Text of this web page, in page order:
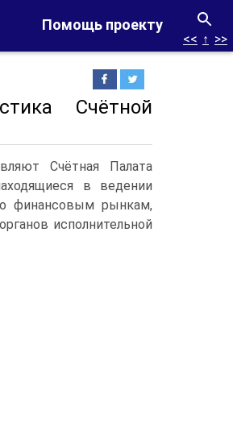
Помощь проекту
<< ↑ >>
Счётной
Счётная Палата
в ведении
финансовым рынкам,
исполнительной